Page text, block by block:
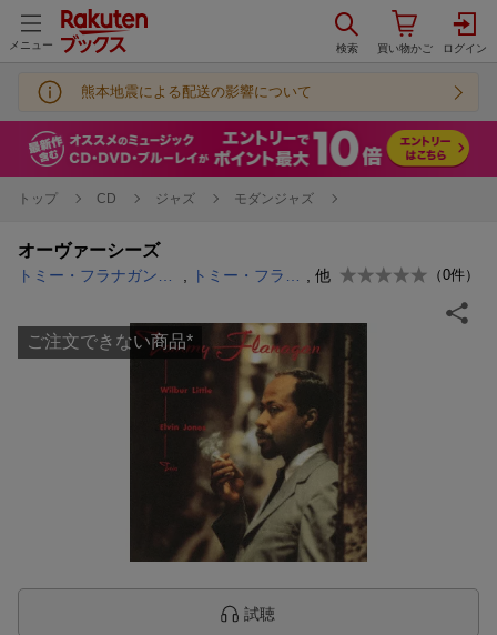
メニュー
熊本地震による配送の影響について
トップ CD ジャズ モダンジャズ
オーヴァーシーズ
, 他 （0件）
ご注文できない商品*
試聴